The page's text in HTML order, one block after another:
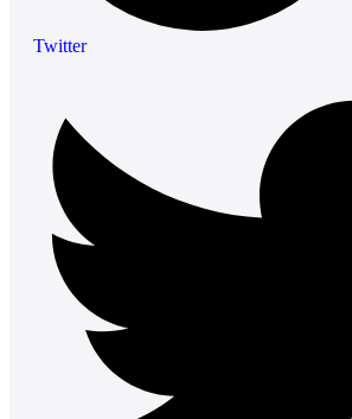
Twitter